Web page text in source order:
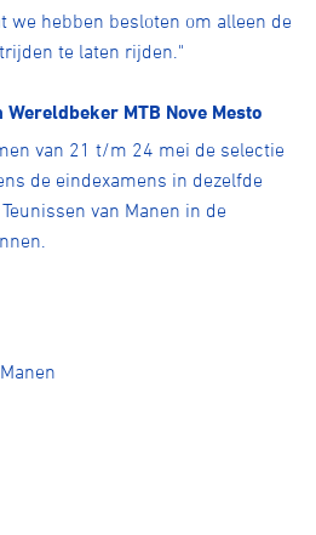
we hebben besloten om alleen de
te laten rijden."
MTB Nove Mesto
van 21 t/m 24 mei de selectie
de eindexamens in dezelfde
van Manen in de